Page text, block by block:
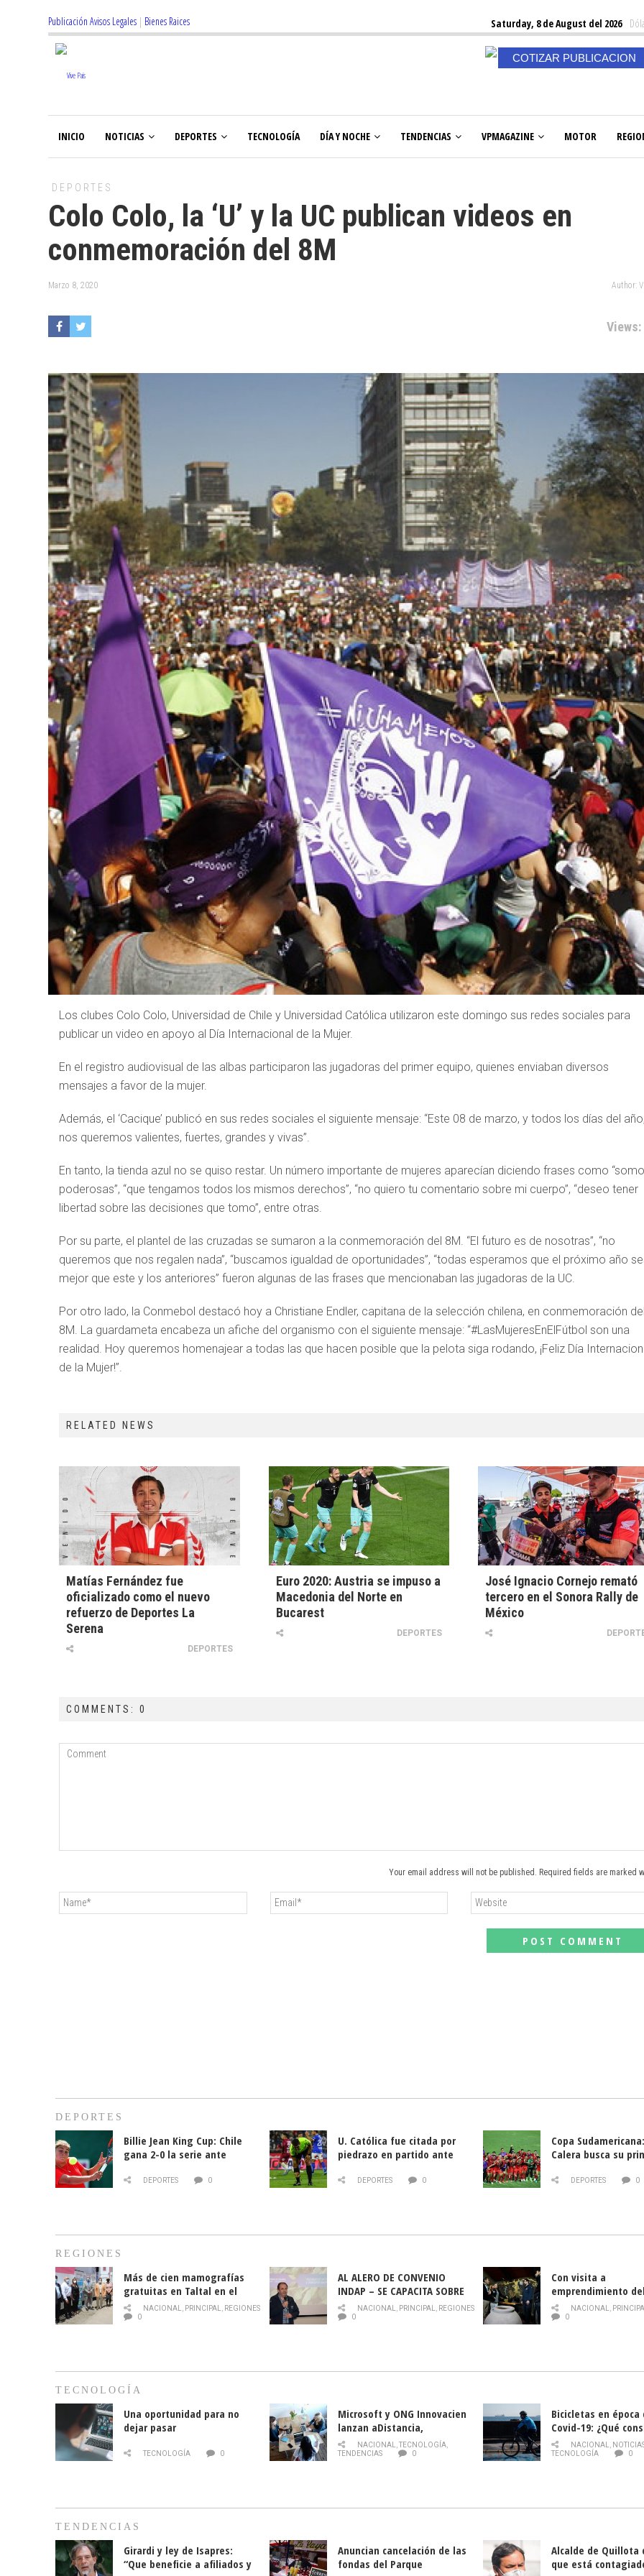
Publicación Avisos Legales | Bienes Raices Saturday, 8 de August del 2026
COTIZAR PUBLICACION
INICIO NOTICIAS DEPORTES TECNOLOGÍA DÍA Y NOCHE TENDENCIAS VPMAGAZINE MOTOR
DEPORTES
Colo Colo, la ‘U’ y la UC publican videos en
conmemoración del 8M
Marzo 8, 2020 Author:
Views:
Los clubes Colo Colo, Universidad de Chile y Universidad Católica utilizaron este domingo sus redes sociales para
publicar un video en apoyo al Día Internacional de la Mujer.
En el registro audiovisual de las albas participaron las jugadoras del primer equipo, quienes enviaban diversos
mensajes a favor de la mujer.
Además, el ‘Cacique’ publicó en sus redes sociales el siguiente mensaje: “Este 08 de marzo, y todos los días del año,
nos queremos valientes, fuertes, grandes y vivas”.
En tanto, la tienda azul no se quiso restar. Un número importante de mujeres aparecían diciendo frases como
poderosas”, “que tengamos todos los mismos derechos”, “no quiero tu comentario sobre mi cuerpo”, “deseo tener
libertad sobre las decisiones que tomo”, entre otras.
Por su parte, el plantel de las cruzadas se sumaron a la conmemoración del 8M. “El futuro es de nosotras”, “no
queremos que nos regalen nada”, “buscamos igualdad de oportunidades”, “todas esperamos que el próximo año
mejor que este y los anteriores” fueron algunas de las frases que mencionaban las jugadoras de la UC.
Por otro lado, la Conmebol destacó hoy a Christiane Endler, capitana de la selección chilena, en conmemoración del
8M. La guardameta encabeza un afiche del organismo con el siguiente mensaje: “#LasMujeresEnElFútbol son una
realidad. Hoy queremos homenajear a todas las que hacen posible que la pelota siga rodando, ¡Feliz Día
de la Mujer!”.
RELATED NEWS
Matías Fernández fue
oficializado como el nuevo
refuerzo de Deportes La
Serena
DEPORTES
Euro 2020: Austria se impuso a
Macedonia del Norte en
Bucarest
DEPORTES
José Ignacio Cornejo remató
tercero en el Sonora Rally de
México
COMMENTS: 0
Your email address will not be published. Required fields are marked
DEPORTES
Billie Jean King Cup: Chile
gana 2-0 la serie ante
DEPORTES 0
U. Católica fue citada por
piedrazo en partido ante
DEPORTES 0
Copa
Calera busca su
DEPORTES 0
REGIONES
Más de cien mamografías
gratuitas en Taltal en el
mes de la prevención del
cáncer de mama
NACIONAL, PRINCIPAL, REGIONES
0
AL ALERO DE CONVENIO
INDAP – SE CAPACITA SOBRE
PLAGA DROSOPHILA SUZUKII
NACIONAL, PRINCIPAL, REGIONES
0
Con visita a
emprendimiento
y llamado al
historia campesina
NACIONAL,
0
TECNOLOGÍA
Una oportunidad para no
dejar pasar
TECNOLOGÍA 0
Microsoft y ONG Innovacien
lanzan aDistancia,
plataforma con cursos
gratuitos online sobre
NACIONAL,TECNOLOGÍA,
TENDENCIAS
0
Bicicletas en época
Covid-19: ¿Qué
momento de
NACIONAL,
TECNOLOGÍA
0
TENDENCIAS
Girardi y ley de Isapres:
“Que beneficie a afiliados y
Anuncian cancelación de las
fondas del Parque
Alcalde de Quillota
que está